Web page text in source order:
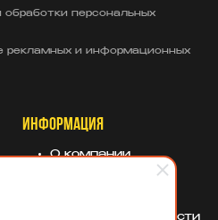
персональных
рекламных и информационных
ИНФОРМАЦИЯ
О компании
конфиденциальности